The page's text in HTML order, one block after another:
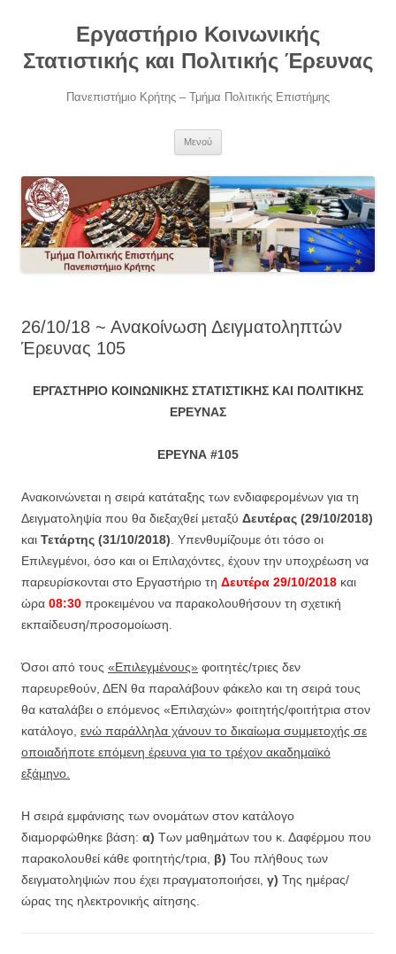
περιεχόμενοΕργαστήριο Κοινωνικής
Στατιστικής και Πολιτικής Έρευνας
Πανεπιστήμιο Κρήτης – Τμήμα Πολιτικής Επιστήμης
Μενού
26/10/18 ~ Ανακοίνωση Δειγματοληπτών
Έρευνας 105
ΕΡΓΑΣΤΗΡΙΟ ΚΟΙΝΩΝΙΚΗΣ ΣΤΑΤΙΣΤΙΚΗΣ ΚΑΙ ΠΟΛΙΤΙΚΗΣ
ΕΡΕΥΝΑΣ
ΕΡΕΥΝΑ #105
Ανακοινώνεται η σειρά κατάταξης των ενδιαφερομένων για τη
Δειγματοληψία που θα διεξαχθεί μεταξύ Δευτέρας (29/10/2018)
και Τετάρτης (31/10/2018). Υπενθυμίζουμε ότι τόσο οι
Επιλεγμένοι, όσο και οι Επιλαχόντες, έχουν την υποχρέωση να
παρευρίσκονται στο Εργαστήριο τη Δευτέρα 29/10/2018 και
ώρα 08:30 προκειμένου να παρακολουθήσουν τη σχετική
εκπαίδευση/προσομοίωση.
Όσοι από τους «Επιλεγμένους» φοιτητές/τριες δεν
παρευρεθούν, ΔΕΝ θα παραλάβουν φάκελο και τη σειρά τους
θα καταλάβει ο επόμενος «Επιλαχών» φοιτητής/φοιτήτρια στον
κατάλογο, ενώ παράλληλα χάνουν το δικαίωμα συμμετοχής σε
οποιαδήποτε επόμενη έρευνα για το τρέχον ακαδημαϊκό
εξάμηνο.
Η σειρά εμφάνισης των ονομάτων στον κατάλογο
διαμορφώθηκε βάση: α) Των μαθημάτων του κ. Δαφέρμου που
παρακολουθεί κάθε φοιτητής/τρια, β) Του πλήθους των
δειγματοληψιών που έχει πραγματοποιήσει, γ) Της ημέρας/
ώρας της ηλεκτρονικής αίτησης.